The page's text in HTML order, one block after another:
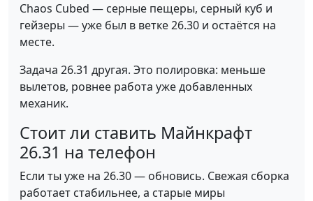
Chaos Cubed — серные пещеры, серный куб и
гейзеры — уже был в ветке 26.30 и остаётся на
месте.
Задача 26.31 другая. Это полировка: меньше
вылетов, ровнее работа уже добавленных
механик.
Стоит ли ставить Майнкрафт
26.31 на телефон
Если ты уже на 26.30 — обновись. Свежая сборка
работает стабильнее, а старые миры